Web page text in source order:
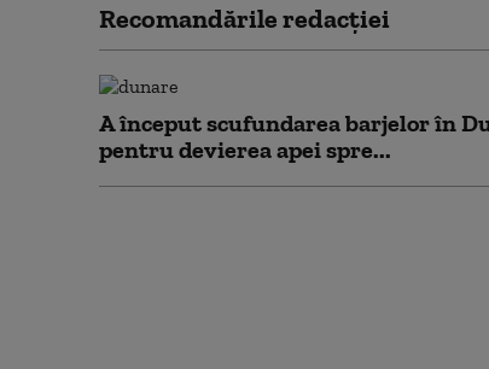
Recomandările redacţiei
A început scufundarea barjelor în
pentru devierea apei spre...